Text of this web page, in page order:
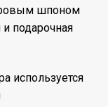
шпоном
подарочная
используется